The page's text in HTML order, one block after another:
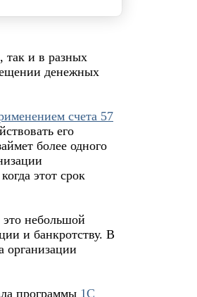
так и в разных
денежных
счета 57
его
более одного
этот срок
это небольшой
и банкротству. В
организации
программы 1С